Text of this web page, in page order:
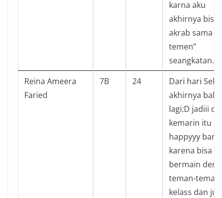
karna aku
akhirnya bisa
akrab sama
temen”
seangkatan.
Reina Ameera
Faried
7B 24
Dari hari
akhirnya balik
lagi:D jadiii
kemarin itu
happyyy
karena bisa
bermain
teman-teman
kelass dan